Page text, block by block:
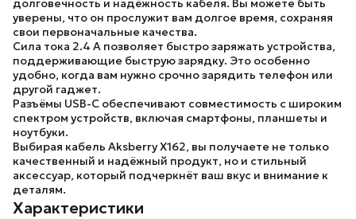
долговечность и надёжность кабеля. Вы можете быть
уверены, что он прослужит вам долгое время, сохраняя
свои первоначальные качества.
Сила тока 2.4 А позволяет быстро заряжать устройства,
поддерживающие быструю зарядку. Это особенно
удобно, когда вам нужно срочно зарядить телефон или
другой гаджет.
Разъёмы USB-C обеспечивают совместимость с широким
спектром устройств, включая смартфоны, планшеты и
ноутбуки.
Выбирая кабель Aksberry X162, вы получаете не только
качественный и надёжный продукт, но и стильный
аксессуар, который подчеркнёт ваш вкус и внимание к
деталям.
Характеристики